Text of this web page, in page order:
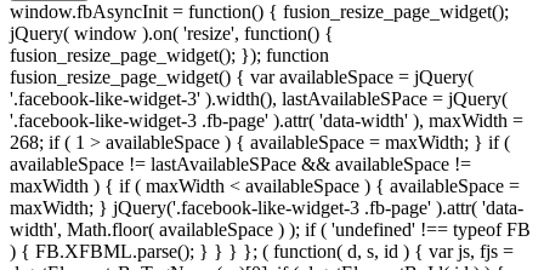
window.fbAsyncInit = function() { fusion_resize_page_widget();
jQuery( window ).on( 'resize', function() {
fusion_resize_page_widget(); }); function
fusion_resize_page_widget() { var availableSpace = jQuery(
'.facebook-like-widget-3' ).width(), lastAvailableSPace = jQuery(
'.facebook-like-widget-3 .fb-page' ).attr( 'data-width' ), maxWidth =
268; if ( 1 > availableSpace ) { availableSpace = maxWidth; } if (
availableSpace != lastAvailableSPace && availableSpace !=
maxWidth ) { if ( maxWidth < availableSpace ) { availableSpace =
maxWidth; } jQuery('.facebook-like-widget-3 .fb-page' ).attr( 'data-
width', Math.floor( availableSpace ) ); if ( 'undefined' !== typeof FB
) { FB.XFBML.parse(); } } } }; ( function( d, s, id ) { var js, fjs =